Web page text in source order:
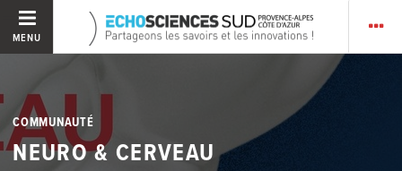
MENU
COMMUNAUTÉ
NEURO & CERVEAU